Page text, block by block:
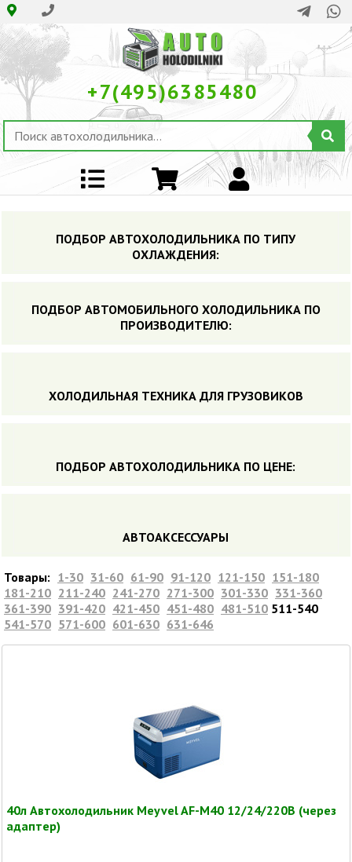
+7(495)6385480
ПОДБОР АВТОХОЛОДИЛЬНИКА ПО ТИПУ
ОХЛАЖДЕНИЯ:
ПОДБОР АВТОМОБИЛЬНОГО ХОЛОДИЛЬНИКА ПO
ПРОИЗВОДИТЕЛЮ:
ХОЛОДИЛЬНАЯ ТЕХНИКА ДЛЯ ГРУЗОВИКОВ
ПОДБОР АВТОХОЛОДИЛЬНИКА ПO ЦЕНЕ:
АВТОАКСЕССУАРЫ
Товары: 1-30 31-60 61-90 91-120 121-150 151-180
181-210 211-240 241-270 271-300 301-330 331-360
361-390 391-420 421-450 451-480 481-510 511-540
541-570 571-600 601-630 631-646
40л Автохолодильник Meyvel AF-M40 12/24/220В (через
адаптер)